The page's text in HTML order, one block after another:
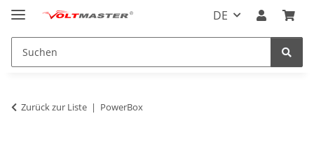
DE
Zurück zur Liste PowerBox